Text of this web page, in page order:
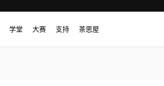
学堂 大赛 支持 茶思屋